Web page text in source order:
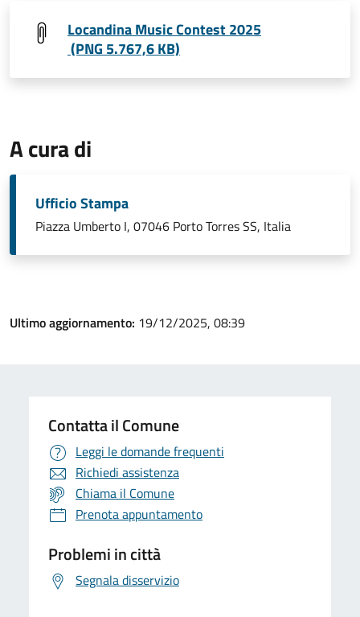
Locandina Music Contest 2025
(PNG 5.767,6 KB)
A cura di
Ufficio Stampa
Piazza Umberto I, 07046 Porto Torres SS, Italia
Ultimo aggiornamento: 19/12/2025, 08:39
Contatta il Comune
Leggi le domande frequenti
Richiedi assistenza
Chiama il Comune
Prenota appuntamento
Problemi in città
Segnala disservizio